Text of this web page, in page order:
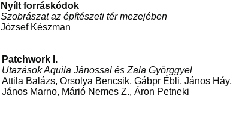
Nyílt forráskódok
Szobrászat az építészeti tér mezejében
József Készman
Patchwork I.
Utazások Aquila Jánossal és Zala Györggyel
Attila Balázs, Orsolya Bencsik, Gábpr Ébli, János Háy,
János Marno, Márió Nemes Z., Áron Petneki